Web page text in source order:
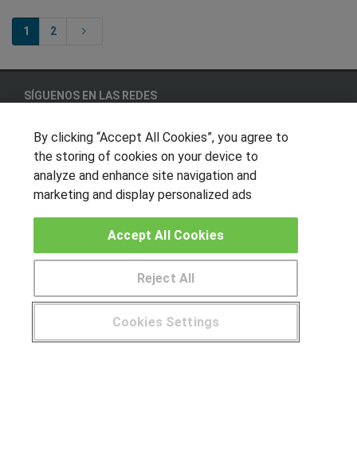
1 2
SÍGUENOS EN LAS REDES
OTROS GRUPOS DE INTERES
Muro de los idiomas
CENTROS DE FORMACIÓN
Publicar cursos
¿Tienes alguna duda? 900 264 357
By clicking “Accept All Cookies”, you agree to
the storing of cookies on your device to
analyze and enhance site navigation and
marketing and display personalized ads
Cookies Settings
Reject All
Accept All Cookies